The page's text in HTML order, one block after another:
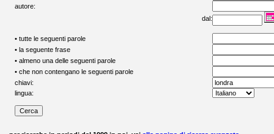
autore:
dal:
• tutte le seguenti parole
• la seguente frase
• almeno una delle seguenti parole
• che non contengano le seguenti parole
chiavi:
lingua: